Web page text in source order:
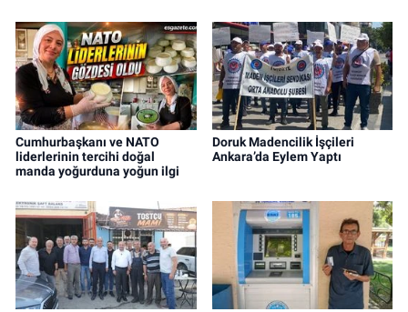
Cumhurbaşkanı ve NATO
liderlerinin tercihi doğal
manda yoğurduna yoğun ilgi
Doruk Madencilik İşçileri
Ankara’da Eylem Yaptı